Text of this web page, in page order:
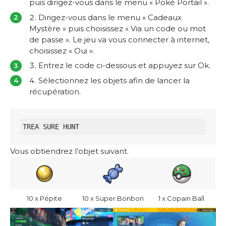
puis dirigez-vous dans le menu « Poké Portail ».
Dirigez-vous dans le menu « Cadeaux
Mystère » puis choisissez « Via un code ou mot
de passe ». Le jeu va vous connecter à internet,
choisissez « Oui ».
Entrez le code ci-dessous et appuyez sur Ok.
Sélectionnez les objets afin de lancer la
récupération.
TREA SURE HUNT
Vous obtiendrez l’objet suivant.
10 x Pépite 10 x Super Bonbon 1 x Copain Ball